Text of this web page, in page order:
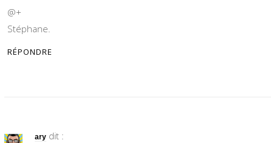
@+
Stéphane.
RÉPONDRE
ary dit :